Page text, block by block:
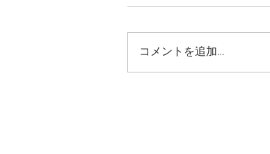
サンデーリーグ８月節
コメントを追加…